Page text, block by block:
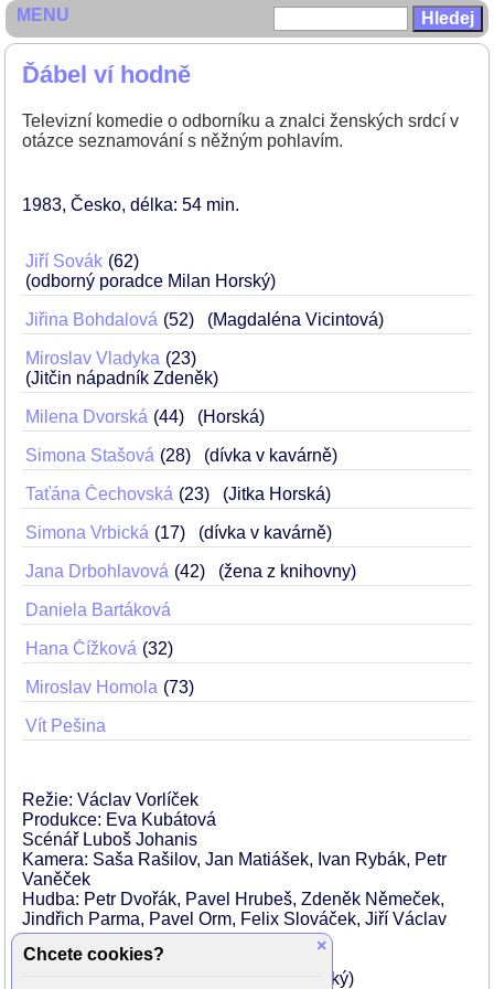
Ďábel ví hodně
Televizní komedie o odborníku a znalci ženských srdcí v
otázce seznamování s něžným pohlavím.
1983 Česko délka: 54 min
Jiří Sovák 62
(odborný poradce Milan Horský)
Jiřina Bohdalová 52 (Magdaléna Vicintová)
Miroslav Vladyka
23
(Jitčin nápadník Zdeněk)
Milena Dvorská 44 (Horská)
Simona Stašová 28 (dívka v kavárně)
Taťána Čechovská 23 (Jitka Horská)
Simona Vrbická 17 (dívka v kavárně)
Jana Drbohlavová 42 (žena z knihovny)
Daniela Bartáková
Hana Čížková 32
Miroslav Homola 73
Vít Pešina
Režie: Václav Vorlíček
Produkce: Eva Kubátová
Scénář Luboš Johanis
Kamera: Saša Rašilov, Jan Matiášek, Ivan Rybák, Petr
Vaněček
Hudba: Petr Dvořák, Pavel Hrubeš, Zdeněk Němeček,
Jindřich Parma, Pavel Orm, Felix Slováček, Jiří Václav
Hrají:
Jiří Sovák (odborný poradce Milan Horský)
MENU
×
Chcete cookies?